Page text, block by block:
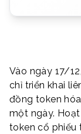
Vào ngày 17/
chỉ triển khai
đồng token
một ngày.
token cổ phiếu